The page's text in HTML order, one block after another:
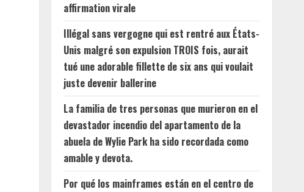
affirmation virale
Illégal sans vergogne qui est rentré aux États-
Unis malgré son expulsion TROIS fois, aurait
tué une adorable fillette de six ans qui voulait
juste devenir ballerine
La familia de tres personas que murieron en el
devastador incendio del apartamento de la
abuela de Wylie Park ha sido recordada como
amable y devota.
Por qué los mainframes están en el centro de